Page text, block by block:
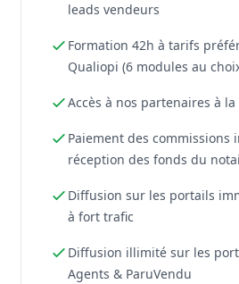
leads vendeurs
Formation 42h à tarifs
Qualiopi (6 modules au
Accès à nos partenaires à
Paiement des commissions
réception des fonds du
Diffusion sur les portails
à fort trafic
Diffusion illimité sur les
Agents & ParuVendu